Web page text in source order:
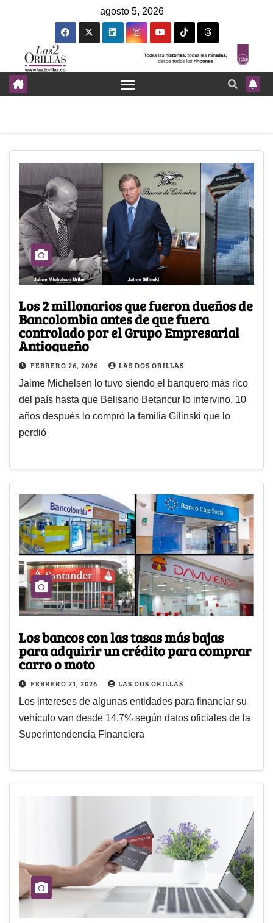
agosto 5, 2026
Los 2 millonarios que fueron dueños de
Bancolombia antes de que fuera
controlado por el Grupo Empresarial
Antioqueño
FEBRERO 26, 2026 LAS DOS ORILLAS
Jaime Michelsen lo tuvo siendo el banquero más rico
del país hasta que Belisario Betancur lo intervino, 10
años después lo compró la familia Gilinski que lo
perdió
Los bancos con las tasas más bajas
para adquirir un crédito para comprar
carro o moto
FEBRERO 21, 2026 LAS DOS ORILLAS
Los intereses de algunas entidades para financiar su
vehículo van desde 14,7% según datos oficiales de la
Superintendencia Financiera